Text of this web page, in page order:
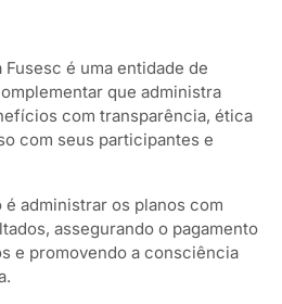
Fusesc é uma entidade de
que administra
com transparência, ética
com seus participantes e
é administrar os planos com
assegurando o pagamento
e promovendo a consciência